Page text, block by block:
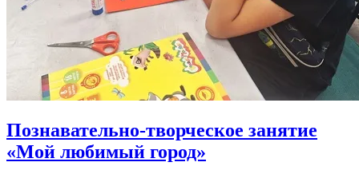
Познавательно-творческое занятие
«Мой любимый город»